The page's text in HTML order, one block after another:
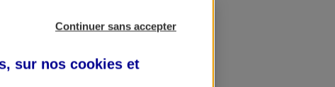
Continuer sans accepter
sur nos cookies et